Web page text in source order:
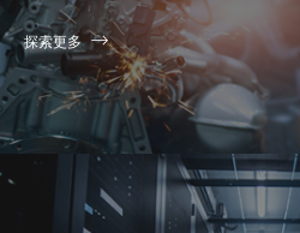
探索更多